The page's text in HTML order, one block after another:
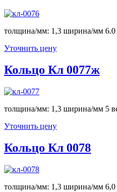
толщина/мм: 1,3 ширина/мм 6.0
Уточнить цену
Кольцо Кл 0077ж
толщина/мм: 1,3 ширина/мм 5
Уточнить цену
Кольцо Кл 0078
толщина/мм: 1,3 ширина/мм 6,0